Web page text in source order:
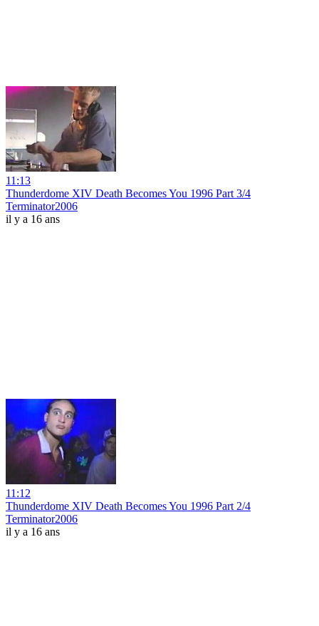
11:13
Thunderdome XIV Death Becomes You 1996 Part 3/4
Terminator2006
il y a 16 ans
11:12
Thunderdome XIV Death Becomes You 1996 Part 2/4
Terminator2006
il y a 16 ans